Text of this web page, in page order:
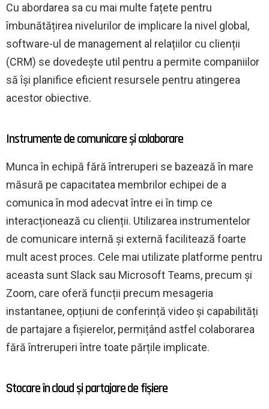
Cu abordarea sa cu mai multe fațete pentru
îmbunătățirea nivelurilor de implicare la nivel global,
software-ul de management al relațiilor cu clienții
(CRM) se dovedește util pentru a permite companiilor
să își planifice eficient resursele pentru atingerea
acestor obiective.
Instrumente de comunicare și colaborare
Munca în echipă fără întreruperi se bazează în mare
măsură pe capacitatea membrilor echipei de a
comunica în mod adecvat între ei în timp ce
interacționează cu clienții. Utilizarea instrumentelor
de comunicare internă și externă facilitează foarte
mult acest proces. Cele mai utilizate platforme pentru
aceasta sunt Slack sau Microsoft Teams, precum și
Zoom, care oferă funcții precum mesageria
instantanee, opțiuni de conferință video și capabilități
de partajare a fișierelor, permițând astfel colaborarea
fără întreruperi între toate părțile implicate.
Stocare în cloud și partajare de fișiere